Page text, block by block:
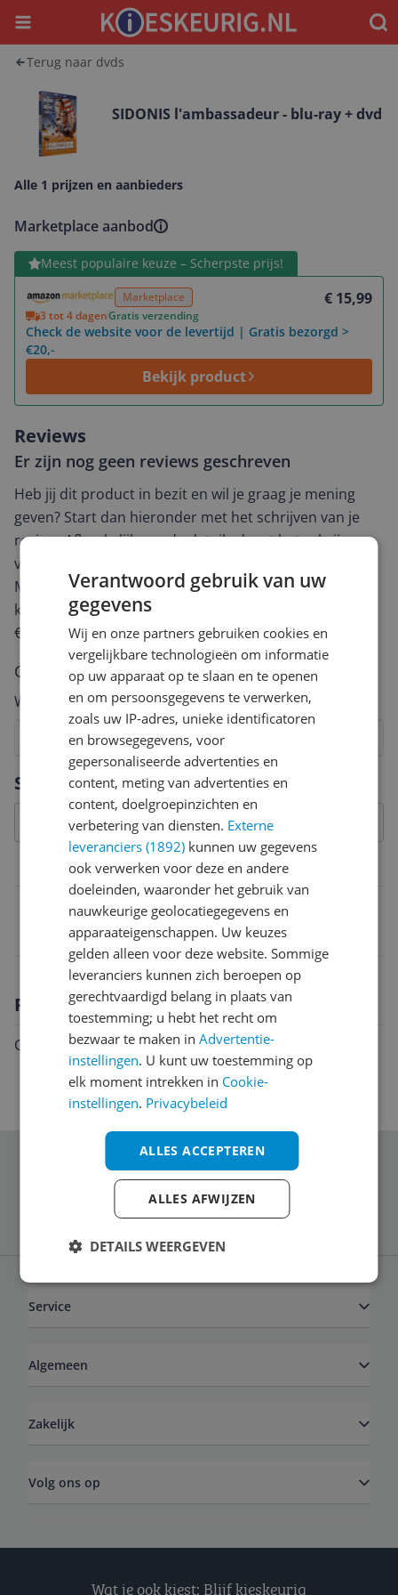
Menu
Terug naar dvds
SIDONIS l'ambassadeur - blu-ray + dvd
Alle 1 prijzen en aanbieders
Marketplace aanbod
Meest populaire keuze – Scherpste prijs!
Marketplace € 15,99
3 tot 4 dagenGratis verzending
Check de website voor de levertijd | Gratis bezorgd >
€20,-
Bekijk product
Bekijk product
Specificaties
Belangrijkste kenmerken
3545020074268
Productomschrijving
COMBO L AMBASSADEUR
Reviews
Er zijn nog geen reviews geschreven
Heb jij dit product in bezit en wil je graag je mening
geven? Start dan hieronder met het schrijven van je
review. Afhankelijk van de details duurt het schrijven
van een review gemiddeld tussen de 3 en 10 minuten.
Met jouw mening help je andere bezoekers een betere
keuze te maken én maak je iedere maand kans op
€250,-!
Klik hier voor de actievoorwaarden.
Cijfer
Welk cijfer geef jij dit product?
6
5
4
3
2
Vraag 1 van 4
Schrijf je in voor onze nieuwsbrief
Service
Algemeen
Zakelijk
Volg ons op
Wat je ook kiest: Blijf kieskeurig
Verantwoord gebruik van uw
gegevens
Wij en onze partners gebruiken cookies en
vergelijkbare technologieën om informatie
op uw apparaat op te slaan en te openen
en om persoonsgegevens te verwerken,
zoals uw IP-adres, unieke identificatoren
en browsegegevens, voor
gepersonaliseerde advertenties en
content, meting van advertenties en
content, doelgroepinzichten en
verbetering van diensten. Externe
leveranciers (1892) kunnen uw gegevens
ook verwerken voor deze en andere
doeleinden, waaronder het gebruik van
nauwkeurige geolocatiegegevens en
apparaateigenschappen. Uw keuzes
gelden alleen voor deze website. Sommige
leveranciers kunnen zich beroepen op
gerechtvaardigd belang in plaats van
toestemming; u hebt het recht om
bezwaar te maken inAdvertentie-
instellingen. U kunt uw toestemming op
elk moment intrekken in Cookie-
instellingen. Privacybeleid
ALLES ACCEPTEREN
ALLES AFWIJZEN
DETAILS WEERGEVEN